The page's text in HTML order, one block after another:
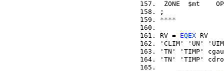
ZONE  $mt
;
****
RV = EQEX RV
'CLIM' 'UN'
'TN' 'TIMP'
'TN' 'TIMP'